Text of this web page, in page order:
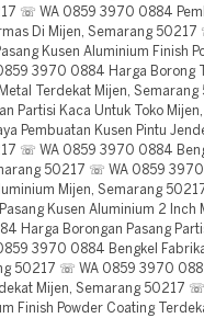
☏ WA 0859 3970 0884
Di Mijen, Semarang
Kusen Aluminium Finish
3970 0884 Harga Borong
Terdekat Mijen,
Partisi Kaca Untuk Toko
Pembuatan Kusen Pintu
☏ WA 0859 3970 0884
50217 ☏ WA 0859
Mijen, Semarang
Kusen Aluminium 2
Harga Borongan Pasang
3970 0884 Bengkel
50217 ☏ WA 0859 3970
Mijen, Semarang 50217
Finish Powder Coating